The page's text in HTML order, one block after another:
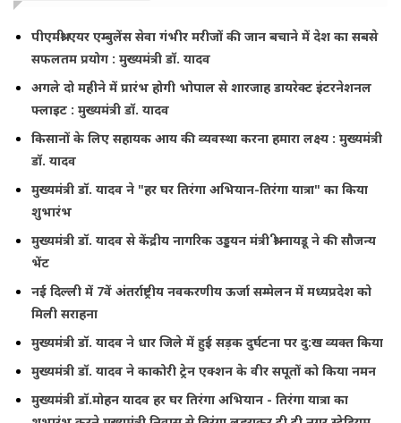
पीएमश्री एयर एम्बुलेंस सेवा गंभीर मरीजों की जान बचाने में देश का सबसे
सफलतम प्रयोग : मुख्यमंत्री डॉ. यादव
अगले दो महीने में प्रारंभ होगी भोपाल से शारजाह डायरेक्ट इंटरनेशनल
फ्लाइट : मुख्यमंत्री डॉ. यादव
किसानों के लिए सहायक आय की व्यवस्था करना हमारा लक्ष्य : मुख्यमंत्री
डॉ. यादव
मुख्यमंत्री डॉ. यादव ने "हर घर तिरंगा अभियान-तिरंगा यात्रा" का किया
शुभारंभ
मुख्यमंत्री डॉ. यादव से केंद्रीय नागरिक उड्डयन मंत्री श्री नायडू ने की सौजन्य
भेंट
नई दिल्ली में 7वें अंतर्राष्ट्रीय नवकरणीय ऊर्जा सम्मेलन में मध्यप्रदेश को
मिली सराहना
मुख्यमंत्री डॉ. यादव ने धार जिले में हुई सड़क दुर्घटना पर दु:ख व्यक्त किया
मुख्यमंत्री डॉ. यादव ने काकोरी ट्रेन एक्शन के वीर सपूतों को किया नमन
मुख्यमंत्री डॉ.मोहन यादव हर घर तिरंगा अभियान - तिरंगा यात्रा का